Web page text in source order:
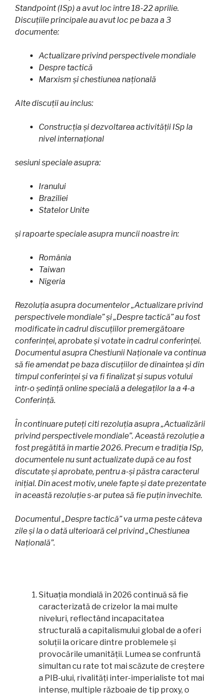
Standpoint (ISp) a avut loc între 18-22 aprilie.
Discuțiile principale au avut loc pe baza a 3
documente:
Actualizare privind perspectivele mondiale
Despre tactică
Marxism și chestiunea națională
Alte discuții au inclus:
Construcția și dezvoltarea activității ISp la
nivel internațional
sesiuni speciale asupra:
Iranului
Braziliei
Statelor Unite
și rapoarte speciale asupra muncii noastre în:
România
Taiwan
Nigeria
Rezoluția asupra documentelor „Actualizare privind
perspectivele mondiale” și „Despre tactică” au fost
modificate în cadrul discuțiilor premergătoare
conferinței, aprobate și votate în cadrul conferinței.
Documentul asupra Chestiunii Naționale va continua
să fie amendat pe baza discuțiilor de dinaintea și din
timpul conferinței și va fi finalizat și supus votului
într-o ședință online specială a delegaților la a 4-a
Conferință.
În continuare puteți citi rezoluția asupra „Actualizării
privind perspectivele mondiale”. Această rezoluție a
fost pregătită în martie 2026. Precum e tradiția ISp,
documentele nu sunt actualizate după ce au fost
discutate și aprobate, pentru a-și păstra caracterul
inițial. Din acest motiv, unele fapte și date prezentate
în această rezoluție s-ar putea să fie puțin învechite.
Documentul „Despre tactică” va urma peste câteva
zile și la o dată ulterioară cel privind „Chestiunea
Națională”.
Situația mondială în 2026 continuă să fie
caracterizată de crizelor la mai multe
niveluri, reflectând incapacitatea
structurală a capitalismului global de a oferi
soluții la oricare dintre problemele și
provocările umanității. Lumea se confruntă
simultan cu rate tot mai scăzute de creștere
a PIB-ului, rivalități inter-imperialiste tot mai
intense, multiple războaie de tip proxy, o